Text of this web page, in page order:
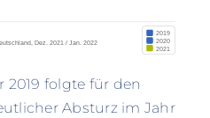
2019 folgte für den
Absturz im Jahr